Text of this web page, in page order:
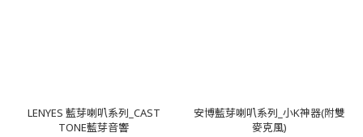
LENYES 藍芽喇叭系列_CAST
TONE藍芽音響
安博藍芽喇叭系列_小K神器(附雙
麥克風)